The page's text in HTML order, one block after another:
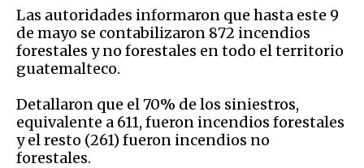
Las autoridades informaron que hasta este 9
de mayo se contabilizaron 872 incendios
forestales y no forestales en todo el territorio
guatemalteco.
Detallaron que el 70% de los siniestros,
equivalente a 611, fueron incendios forestales
y el resto (261) fueron incendios no
forestales.